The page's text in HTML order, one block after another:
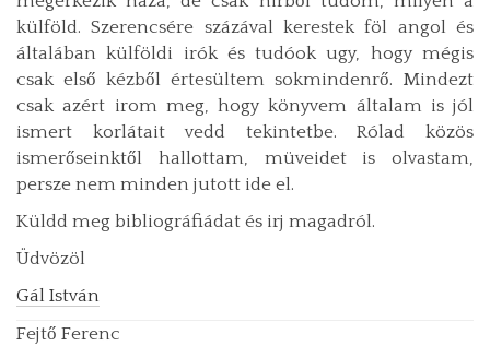
külföld. Szerencsére százával kerestek föl angol és
általában külföldi irók és tudóok ugy, hogy mégis
csak első kézből értesültem sokmindenrő. Mindezt
csak azért irom meg, hogy könyvem általam is jól
ismert korlátait vedd tekintetbe. Rólad közös
ismerőseinktől hallottam, müveidet is olvastam,
persze nem minden jutott ide el.
Küldd meg bibliográfiádat és irj magadról.
Üdvözöl
Gál István
Fejtő Ferenc